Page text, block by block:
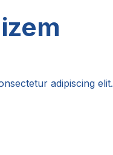
adipiscing elit.